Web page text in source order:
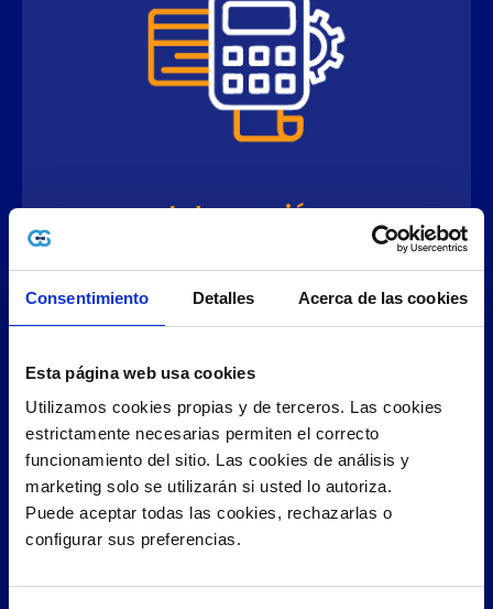
Consentimiento Detalles Acerca de las cookies
Esta página web usa cookies
Utilizamos cookies propias y de terceros. Las cookies
estrictamente necesarias permiten el correcto
funcionamiento del sitio. Las cookies de análisis y
marketing solo se utilizarán si usted lo autoriza.
Puede aceptar todas las cookies, rechazarlas o
configurar sus preferencias.
Integración
de venta
La integración del servicio permite detectar
desde su punto…
CONOCER MÁS